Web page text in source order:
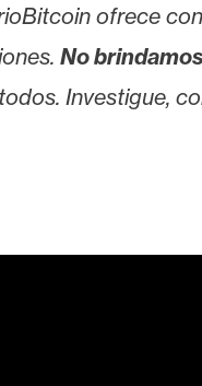
ofrece
No
Investigue,